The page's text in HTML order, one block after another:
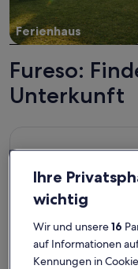
Ferienhaus
Fureso:
Unterkunft
Weitere Infos zu
Ihre
wichtig
Wir und unsere16
auf Informationen
Kennungen in